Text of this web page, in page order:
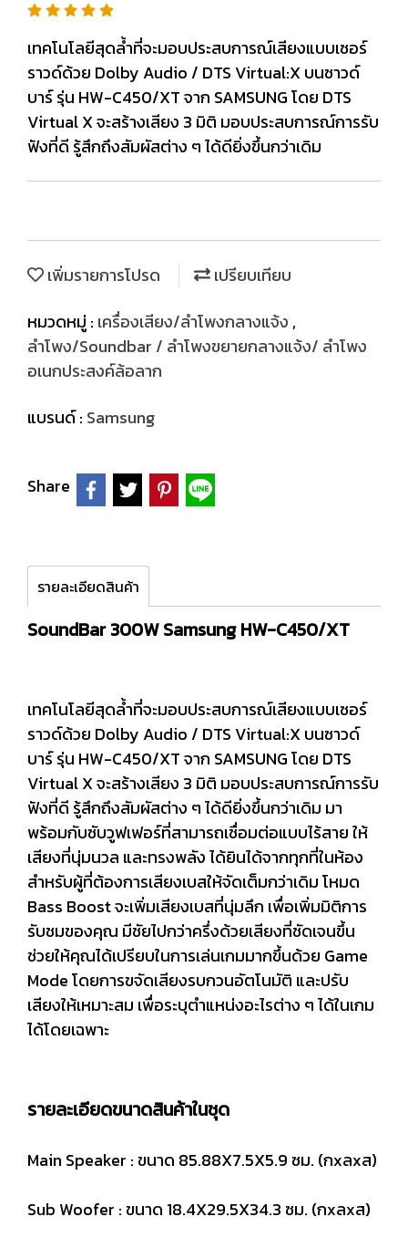
เทคโนโลยีสุดล้ำที่จะมอบประสบการณ์เสียงแบบเซอร์
ราวด์ด้วย Dolby Audio / DTS Virtual:X บนซาวด์
บาร์ รุ่น HW-C450/XT จาก SAMSUNG โดย DTS
Virtual X จะสร้างเสียง 3 มิติ มอบประสบการณ์การรับ
ฟังที่ดี รู้สึกถึงสัมผัสต่าง ๆ ได้ดียิ่งขึ้นกว่าเดิม
เพิ่มรายการโปรด
เปรียบเทียบ
หมวดหมู่ : เครื่องเสียง/ลำโพงกลางแจ้ง ,
ลำโพง/Soundbar / ลำโพงขยายกลางแจ้ง/ ลำโพง
อเนกประสงค์ล้อลาก
แบรนด์ : Samsung
Share
รายละเอียดสินค้า
SoundBar 300W Samsung HW-C450/XT
เทคโนโลยีสุดล้ำที่จะมอบประสบการณ์เสียงแบบเซอร์
ราวด์ด้วย Dolby Audio / DTS Virtual:X บนซาวด์
บาร์ รุ่น HW-C450/XT จาก SAMSUNG โดย DTS
Virtual X จะสร้างเสียง 3 มิติ มอบประสบการณ์การรับ
ฟังที่ดี รู้สึกถึงสัมผัสต่าง ๆ ได้ดียิ่งขึ้นกว่าเดิม มา
พร้อมกับซับวูฟเฟอร์ที่สามารถเชื่อมต่อแบบไร้สาย ให้
เสียงที่นุ่มนวล และทรงพลัง ได้ยินได้จากทุกที่ในห้อง
สำหรับผู้ที่ต้องการเสียงเบสให้จัดเต็มกว่าเดิม โหมด
Bass Boost จะเพิ่มเสียงเบสที่นุ่มลึก เพื่อเพิ่มมิติการ
รับชมของคุณ มีชัยไปกว่าครึ่งด้วยเสียงที่ชัดเจนขึ้น
ช่วยให้คุณได้เปรียบในการเล่นเกมมากขึ้นด้วย Game
Mode โดยการขจัดเสียงรบกวนอัตโนมัติ และปรับ
เสียงให้เหมาะสม เพื่อระบุตำแหน่งอะไรต่าง ๆ ได้ในเกม
ได้โดยเฉพาะ
รายละเอียดขนาดสินค้าในชุด
Main Speaker : ขนาด 85.88X7.5X5.9 ซม. (กxลxส)
Sub Woofer : ขนาด 18.4X29.5X34.3 ซม. (กxลxส)